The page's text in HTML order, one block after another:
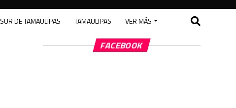
SUR DE TAMAULIPAS TAMAULIPAS VER MÁS
FACEBOOK